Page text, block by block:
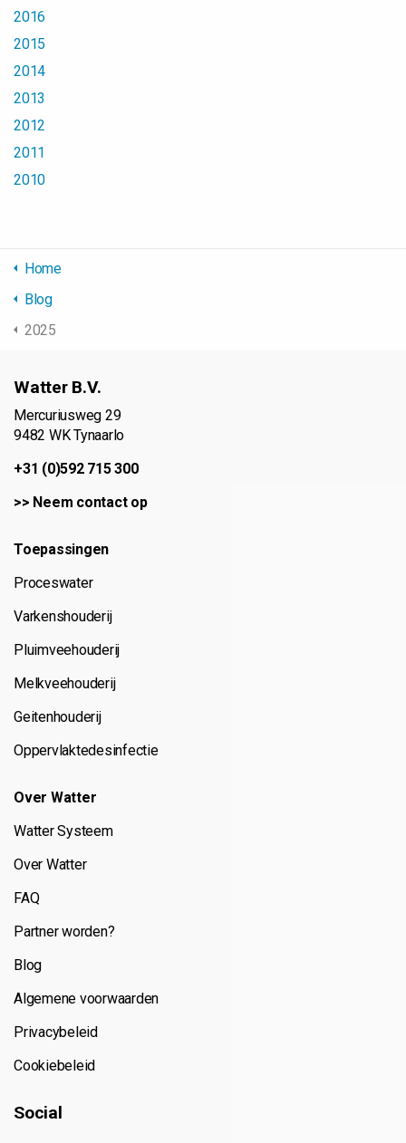
2016
2015
2014
2013
2012
2011
2010
Home
Blog
2025
Watter B.V.
Mercuriusweg 29
9482 WK Tynaarlo
+31 (0)592 715 300
>> Neem contact op
Toepassingen
Proceswater
Varkenshouderij
Pluimveehouderij
Melkveehouderij
Geitenhouderij
Oppervlaktedesinfectie
Over Watter
Watter Systeem
Over Watter
FAQ
Partner worden?
Blog
Algemene voorwaarden
Privacybeleid
Cookiebeleid
Social